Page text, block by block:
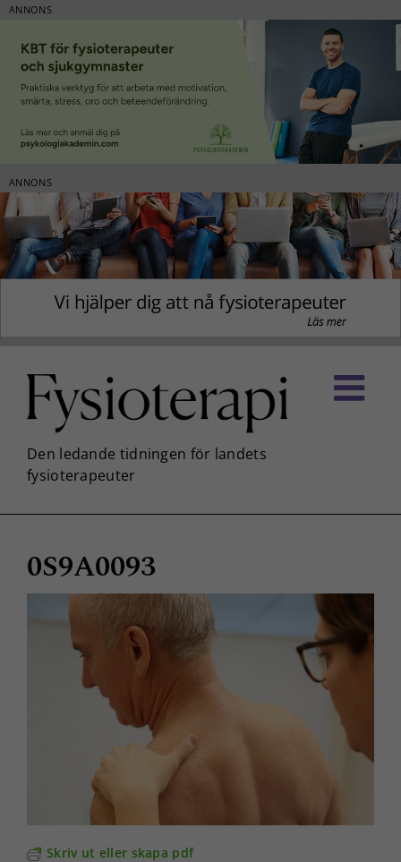
ANNONS
ANNONS
innehållet
0S9A0093
Skriv ut eller skapa pdf